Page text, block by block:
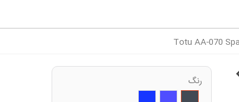
رنگ